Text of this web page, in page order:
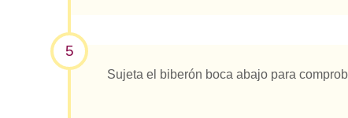
5
Sujeta el biberón boca abajo para